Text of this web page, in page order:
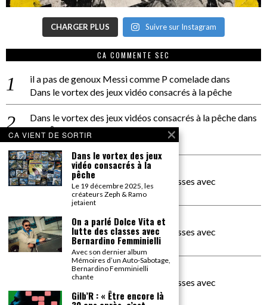
CHARGER PLUS Suivre sur Instagram
CA COMMENTE SEC
il a pas de genoux Messi comme P comeladedans
Dans le vortex des jeux vidéo consacrés à la pêche
Dans le vortex des jeux vidéos consacrés à la pêchedans
PACÔME THIELLEMENT
La séance d’Hip Gnose
La Patrie
dans
On a parlé Dolce Vita et lutte des classes avec
Bernardino Femminielli
carte noire negra à l'o tiededans
On a parlé Dolce Vita et lutte des classes avec
Bernardino Femminielli
moise et son mascarédans
On a parlé Dolce Vita et lutte des classes avec
Bernardino Femminielli
CA VIENT DE SORTIR
Dans le vortex des jeux
vidéo consacrés à la
pêche
Le 19 décembre 2025, les
créateurs Zeph & Ramo
jetaient
On a parlé Dolce Vita et
lutte des classes avec
Bernardino Femminielli
Avec son dernier album
Mémoires d’un Auto-Sabotage,
Bernardino Femminielli
chante
Gilb’R : « Être encore là